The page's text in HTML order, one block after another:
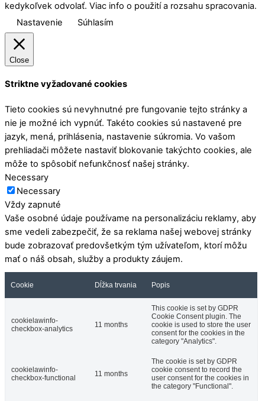
kedykoľvek odvolať. Viac info o použití a rozsahu spracovania.
Nastavenie
Súhlasím
Close
Striktne vyžadované cookies
Tieto cookies sú nevyhnutné pre fungovanie tejto stránky a
nie je možné ich vypnúť. Takéto cookies sú nastavené pre
jazyk, mená, prihlásenia, nastavenie súkromia. Vo vašom
prehliadači môžete nastaviť blokovanie takýchto cookies, ale
môže to spôsobiť nefunkčnosť našej stránky.
Necessary
Necessary
Vždy zapnuté
Vaše osobné údaje používame na personalizáciu reklamy, aby
sme vedeli zabezpečiť, že sa reklama našej webovej stránky
bude zobrazovať predovšetkým tým užívateľom, ktorí môžu
mať o náš obsah, služby a produkty záujem.
Cookie Dĺžka trvania Popis
cookielawinfo-
checkbox-analytics
11 months
This cookie is set by GDPR
Cookie Consent plugin. The
cookie is used to store the user
consent for the cookies in the
category "Analytics".
cookielawinfo-
checkbox-functional
11 months
The cookie is set by GDPR
cookie consent to record the
user consent for the cookies in
the category "Functional".